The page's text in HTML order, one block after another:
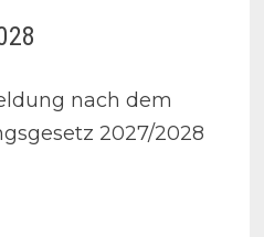
nach dem
2027/2028